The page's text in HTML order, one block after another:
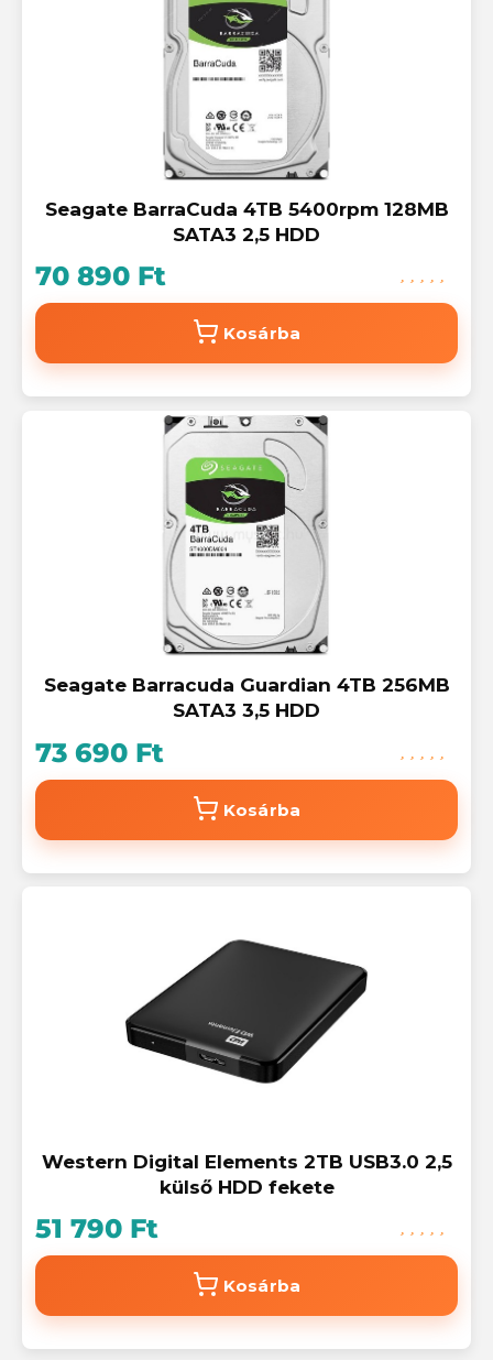
Seagate BarraCuda 4TB 5400rpm 128MB
SATA3 2,5 HDD
70 890 Ft
Kosárba
Seagate Barracuda Guardian 4TB 256MB
SATA3 3,5 HDD
73 690 Ft
Kosárba
Western Digital Elements 2TB USB3.0 2,5
külső HDD fekete
51 790 Ft
Kosárba